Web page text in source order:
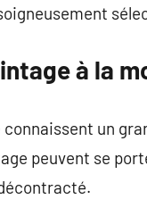
à la
un
peuvent se